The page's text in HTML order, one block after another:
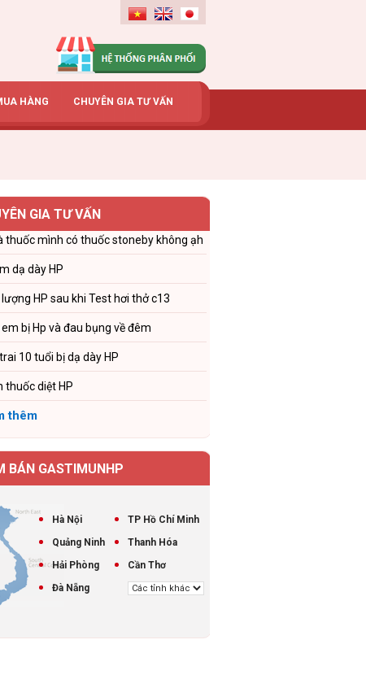
HÀNG CHUYÊN GIA TƯ VẤN
GIA TƯ VẤN
thuốc mình có thuốc stoneby không ạh
dạ dày HP
HP sau khi Test hơi thở c13
em bị Hp và đau bụng về đêm
10 tuổi bị dạ dày HP
thuốc diệt HP
thêm
BÁN GASTIMUNHP
Hà Nội
TP Hồ Chí Minh
Quảng Ninh
Thanh Hóa
Hải Phòng
Cần Thơ
Đà Nẵng